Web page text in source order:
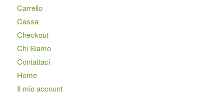
Carrello
Cassa
Checkout
Chi Siamo
Contattaci
Home
Il mio account